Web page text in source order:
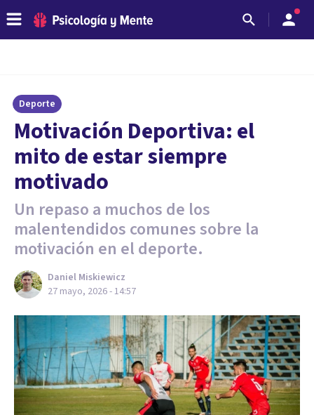
Deporte
Motivación Deportiva: el
mito de estar siempre
motivado
Un repaso a muchos de los
malentendidos comunes sobre la
motivación en el deporte.
Daniel Miskiewicz
27 mayo, 2026 - 14:57